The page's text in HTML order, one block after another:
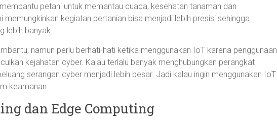
petani untuk memantau cuaca, kesehatan tanaman dan
memungkinkan kegiatan pertanian bisa menjadi lebih presisi sehingga
lebih banyak.
namun perlu berhati-hati ketika menggunakan IoT karena penggunaan
kejahatan cyber. Kalau terlalu banyak menghubungkan perangkat
serangan cyber menjadi lebih besar. Jadi kalau ingin menggunakan IoT
keamanan.
dan Edge Computing